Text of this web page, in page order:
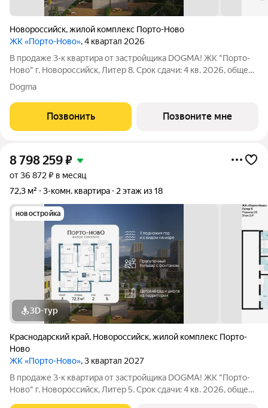
Новороссийск,жилой комплекс Порто-Ново
ЖК «Порто-Ново», 4 квартал 2026
В продаже 3-к квартира от застройщика DOGMA! ЖК "Порто-
Ново" г. Новороссийск, Литер 8. Срок сдачи: 4 кв. 2026, общей
площадью 71.3 кв.м., на 7 этаже. ЖК "Порто-Ново" новый порт
для комфортной жизни. Место, где шум Чёрного моря
становится саундтреком
Dogma
Позвонить Позвоните мне
8 798 259₽
от 36 872 ₽ в месяц
72,3 м²
3-комн. квартира 2 этаж из 18
новостройка
3D-тур
Краснодарский край, Новороссийск,жилой комплекс Порто-
Ново
ЖК «Порто-Ново», 3 квартал 2027
В продаже 3-к квартира от застройщика DOGMA! ЖК "Порто-
Ново" г. Новороссийск, Литер 5. Срок сдачи: 4 кв. 2026, общей